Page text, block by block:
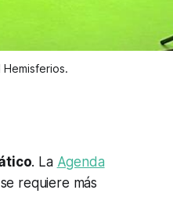
. La Agenda
requiere más